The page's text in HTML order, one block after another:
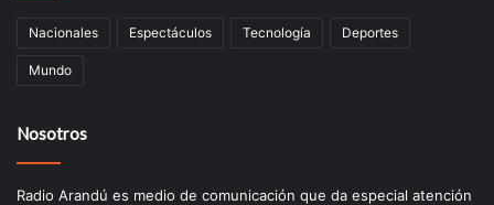
Nacionales Espectáculos Tecnologí­a Deportes
Mundo
Nosotros
Radio Arandú es medio de comunicación que da especial atención